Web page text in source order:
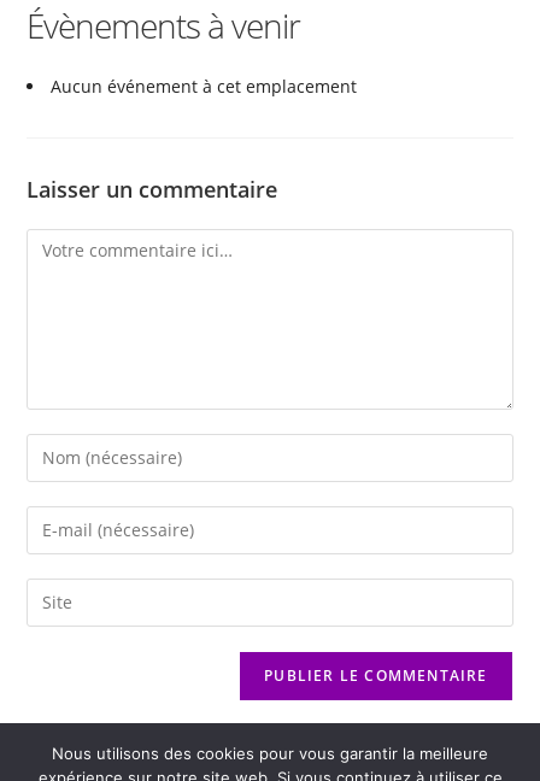
Évènements à venir
Aucun événement à cet emplacement
Laisser un commentaire
Nous utilisons des cookies pour vous garantir la meilleure